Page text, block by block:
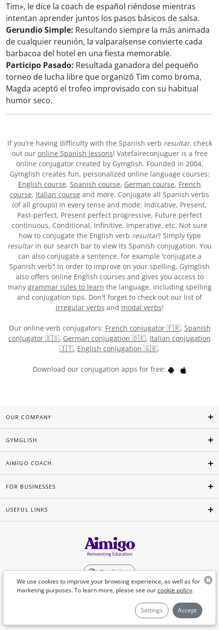
Tim», le dice la coach de español riéndose mientras
intentan aprender juntos los pasos básicos de salsa.
Gerundio Simple: Resultando siempre la más animada
de cualquier reunión, la valparaísense convierte cada
barbacoa del hotel en una fiesta memorable.
Participo Pasado: Resultada ganadora del pequeño
torneo de lucha libre que organizó Tim como broma,
Magda aceptó el trofeo improvisado con su habitual
humor seco.
If you're having difficulty with the Spanish verb resultar, check
out our online Spanish lessons! Vatefaireconjuguer is a free
online conjugator created by Gymglish. Founded in 2004,
Gymglish creates fun, personalized online language courses:
English course, Spanish course, German course, French
course, Italian course and more. Conjugate all Spanish verbs
(of all groups) in every tense and mode: Indicative, Present,
Past-perfect, Present perfect progressive, Future perfect
continuous, Conditional, Infinitive, Imperative, etc. Not sure
how to conjugate the English verb resultar? Simply type
resultarin our search bar to view its Spanish conjugation. You
can also conjugate a sentence, for example 'conjugate a
Spanish verb’! In order to improve on your spelling, Gymglish
also offers online English courses and gives you access to
many grammar rules to learn the language, including spelling
and conjugation tips. Don't forget to check out our list of
irregular verbs and modal verbs!
Our online verb conjugators: French conjugator 🇫🇷, Spanish
conjugator 🇪🇸, German conjugation 🇩🇪, Italian conjugation
🇮🇹, English conjugation 🇬🇧.
Download our conjugation apps for free:
We use cookies to improve your browsing experience, as well as for
marketing purposes. To learn more, please see ourcookie policy.
Settings Accept
OUR COMPANY
GYMGLISH
AIMIGO COACH
FOR BUSINESSES
USEFUL LINKS
English
©Aimigo 2026